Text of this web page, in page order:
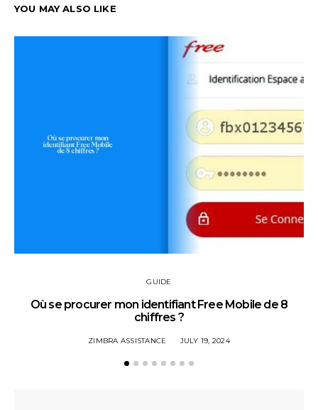
YOU MAY ALSO LIKE
GUIDE
Où se procurer mon identifiant Free Mobile de 8
chiffres ?
ZIMBRA ASSISTANCE JULY 19, 2024